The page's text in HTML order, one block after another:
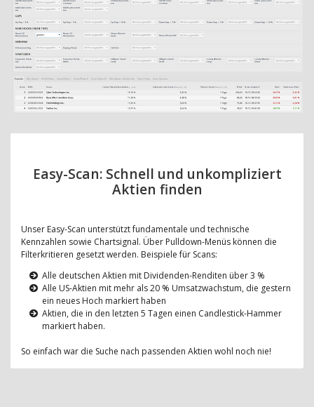
Easy-Scan: Schnell und unkompliziert
Aktien finden
Unser Easy-Scan unterstützt fundamentale und technische
Kennzahlen sowie Chartsignal. Über Pulldown-Menüs können die
Filterkritieren gesetzt werden. Beispiele für Scans:
Alle deutschen Aktien mit Dividenden-Renditen über 3 %
Alle US-Aktien mit mehr als 20 % Umsatzwachstum, die gestern
ein neues Hoch markiert haben
Aktien, die in den letzten 5 Tagen einen Candlestick-Hammer
markiert haben.
So einfach war die Suche nach passenden Aktien wohl noch nie!